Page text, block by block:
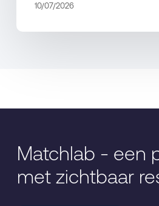
10/07/2026
Matchlab - een
met zichtbaar